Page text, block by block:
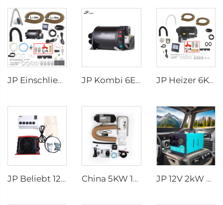
JP Einschließlich Ventile Teile 4KW Diesel +2kw Elektrisch 220V 12V Warmwasser- und Warm-Luft-Kombiheizung Bluetooth App Controller JP Kombi 6E LPG 6kw 12v Luft- und Wasserheizer für Wohnwagen, Motorhomes ähnlich wie Truma JP Heizer 6KW 12V LPG Gas Kombi 110V 220V Luft- und Wasserheizer ähnlich wie Truma Kombi 6e
JP Beliebt 12v Split Box-Typ Parkklimaanlage für Lkw-Schlafkojen Baggerkabinen China 5KW 12V Volt GAS-Caravanheizung Luftheizung Benzin Parkheizung für Caravan JP 12V 2kW Diesel-Luftparkheizung für verschiedene Autos mit LED-Steuerung im Winter